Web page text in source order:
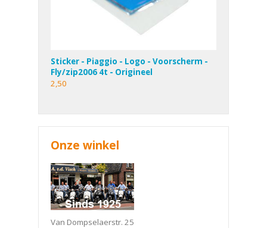
Sticker - Piaggio - Logo - Voorscherm -
Fly/zip2006 4t - Origineel
2,50
Onze winkel
Van Dompselaerstr. 25